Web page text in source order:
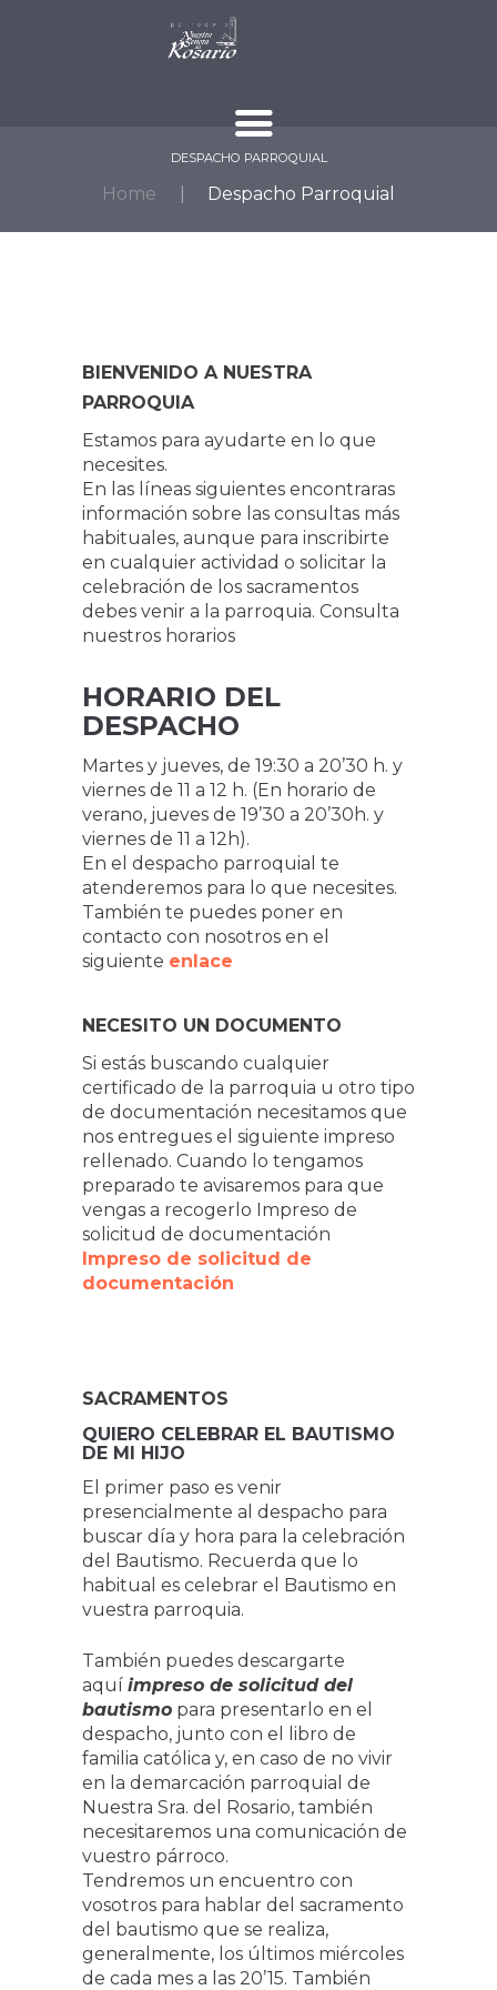
DESPACHO PARROQUIAL
Home Despacho Parroquial
BIENVENIDO A NUESTRA
PARROQUIA
Estamos para ayudarte en lo que
necesites.
En las líneas siguientes encontraras
información sobre las consultas más
habituales, aunque para inscribirte
en cualquier actividad o solicitar la
celebración de los sacramentos
debes venir a la parroquia. Consulta
nuestros horarios
HORARIO DEL
DESPACHO
Martes y jueves, de 19:30 a 20’30 h. y
viernes de 11 a 12 h. (En horario de
verano, jueves de 19’30 a 20’30h. y
viernes de 11 a 12h).
En el despacho parroquial te
atenderemos para lo que necesites.
También te puedes poner en
contacto con nosotros en el
siguiente enlace
NECESITO UN DOCUMENTO
Si estás buscando cualquier
certificado de la parroquia u otro tipo
de documentación necesitamos que
nos entregues el siguiente impreso
rellenado. Cuando lo tengamos
preparado te avisaremos para que
vengas a recogerlo Impreso de
solicitud de documentación
Impreso de solicitud de
documentación
SACRAMENTOS
QUIERO CELEBRAR EL BAUTISMO
DE MI HIJO
El primer paso es venir
presencialmente al despacho para
buscar día y hora para la celebración
del Bautismo. Recuerda que lo
habitual es celebrar el Bautismo en
vuestra parroquia.
También puedes descargarte
aquí impreso de solicitud del
bautismo para presentarlo en el
despacho, junto con el libro de
familia católica y, en caso de no vivir
en la demarcación parroquial de
Nuestra Sra. del Rosario, también
necesitaremos una comunicación de
vuestro párroco.
Tendremos un encuentro con
vosotros para hablar del sacramento
del bautismo que se realiza,
generalmente, los últimos miércoles
de cada mes a las 20’15. También